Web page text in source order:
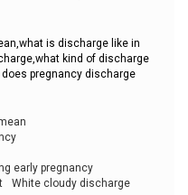
is discharge like in
kind of discharge
pregnancy discharge
early pregnancy
White cloudy discharge